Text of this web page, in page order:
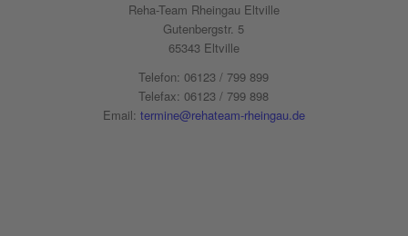
Reha-Team Rheingau Eltville
Gutenbergstr. 5
65343 Eltville
Telefon: 06123 / 799 899
Telefax: 06123 / 799 898
Email: termine@rehateam-rheingau.de